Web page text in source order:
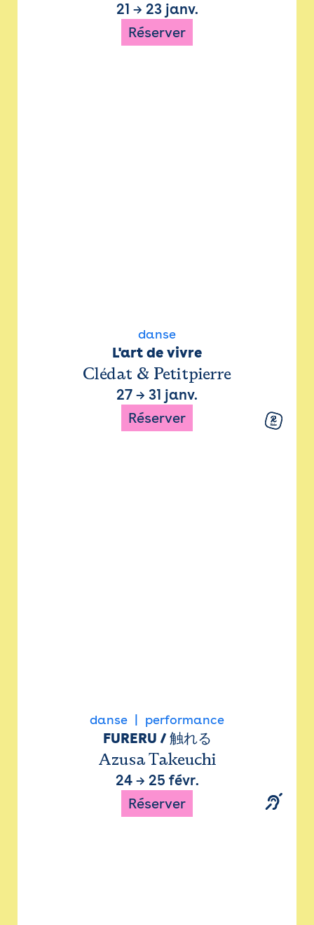
21 → 23 janv.
Réserver
danse
L'art de vivre
Clédat & Petitpierre
27 → 31 janv.
Réserver
danse performance
FURERU / 触れる
Azusa Takeuchi
24→ 25 févr.
Réserver